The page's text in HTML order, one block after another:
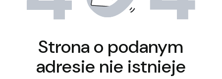
Strona o podanym
adresie nie istnieje